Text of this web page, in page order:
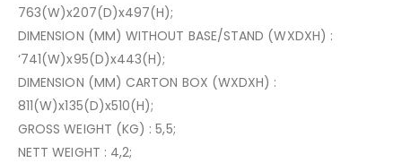
763(W)x207(D)x497(H);
DIMENSION (MM) WITHOUT BASE/STAND (WXDXH) :
‘741(W)x95(D)x443(H);
DIMENSION (MM) CARTON BOX (WXDXH) :
811(W)x135(D)x510(H);
GROSS WEIGHT (KG) : 5,5;
NETT WEIGHT : 4,2;